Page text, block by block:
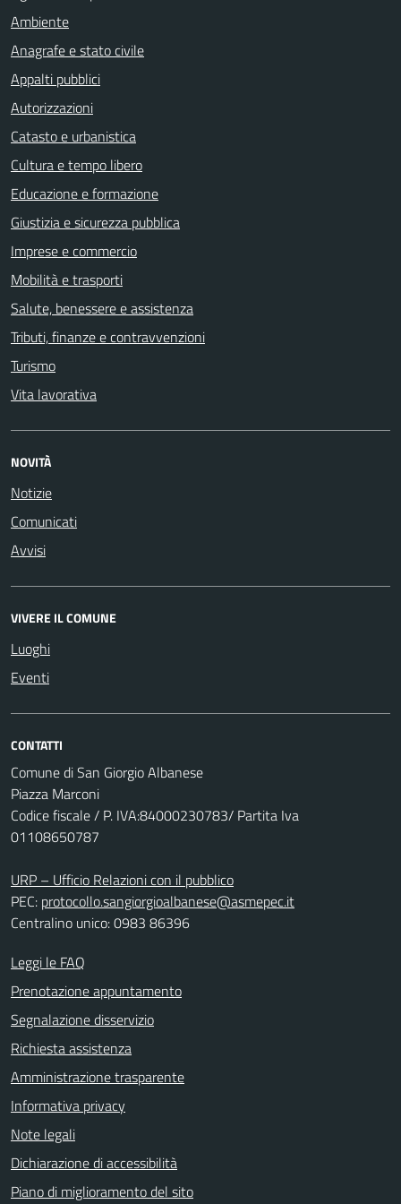
Ambiente
Anagrafe e stato civile
Appalti pubblici
Autorizzazioni
Catasto e urbanistica
Cultura e tempo libero
Educazione e formazione
Giustizia e sicurezza pubblica
Imprese e commercio
Mobilità e trasporti
Salute, benessere e assistenza
Tributi, finanze e contravvenzioni
Turismo
Vita lavorativa
NOVITÀ
Notizie
Comunicati
Avvisi
VIVERE IL COMUNE
Luoghi
Eventi
CONTATTI
Comune di San Giorgio Albanese
Piazza Marconi
Codice fiscale / P. IVA:84000230783/ Partita Iva
01108650787
URP – Ufficio Relazioni con il pubblico
PEC: protocollo.sangiorgioalbanese@asmepec.it
Centralino unico: 0983 86396
Leggi le FAQ
Prenotazione appuntamento
Segnalazione disservizio
Richiesta assistenza
Amministrazione trasparente
Informativa privacy
Note legali
Dichiarazione di accessibilità
Piano di miglioramento del sito